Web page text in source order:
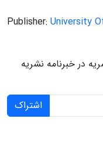
Publisher: University
در خبرنامه نشریه
اشتراک